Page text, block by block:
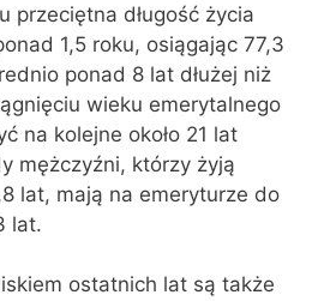
przeciętna długość życia
1,5 roku, osiągając 77,3
ponad 8 lat dłużej niż
wieku emerytalnego
na kolejne około 21 lat
mężczyźni, którzy żyją
lat, mają na emeryturze do
lat.
ostatnich lat są także